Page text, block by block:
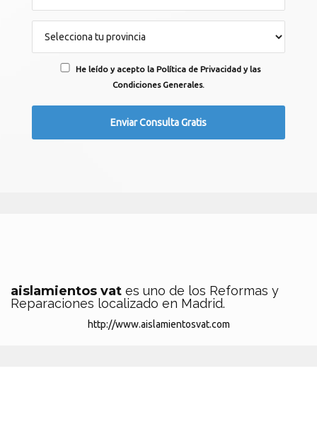
He leído y acepto la Política de Privacidad y las
Condiciones Generales.
aislamientos vat es uno de los Reformas y
Reparaciones localizado en Madrid.
http://www.aislamientosvat.com